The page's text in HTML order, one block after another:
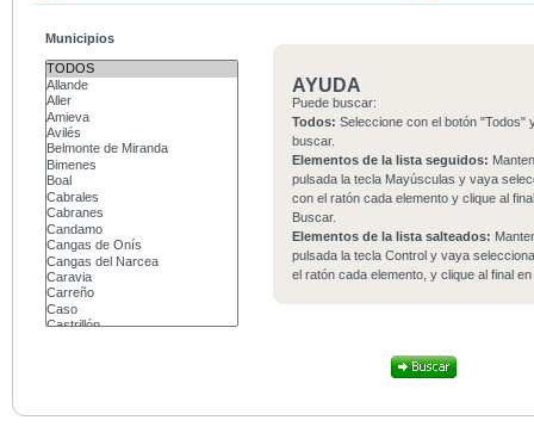
Municipios
AYUDA
Puede buscar:
Todos: Seleccione con el botón "Todos"
buscar.
Elementos de la lista seguidos:
pulsada la tecla Mayúsculas y vaya
con el ratón cada elemento y clique al
Buscar.
Elementos de la lista salteados:
pulsada la tecla Control y vaya
el ratón cada elemento, y clique al final